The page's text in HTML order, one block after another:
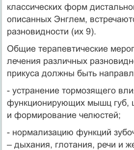
классических форм
описанных Энглем,
разновидности (их 9).
Общие терапевтические
лечения различных
прикуса должны быть
- устранение тормозящего
функционирующих мышц губ,
и формирование челюстей;
- нормализацию функций
– дыхания, глотания, речи и